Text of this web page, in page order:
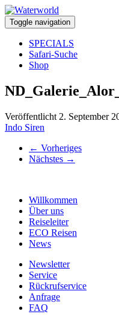
Toggle navigation
SPECIALS
Safari-Suche
Shop
Veröffentlicht 2. September
Indo Siren
← Vorheriges
Nächstes →
Willkommen
Über uns
Reiseleiter
ECO Reisen
News
Newsletter
Service
Rückrufservice
Anfrage
FAQ